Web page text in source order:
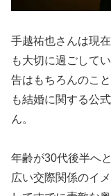
手越祐也さんは現
も大切に過ごして
告はもちろんのこ
も結婚に関する公
ん。
年齢が30代後半へ
広い交際関係のイ